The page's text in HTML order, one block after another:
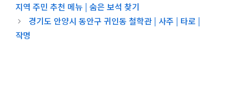
지역 주민 추천 메뉴 | 숨은 보석 찾기
경기도 안양시 동안구 귀인동 철학관 | 사주 | 타로 |
작명